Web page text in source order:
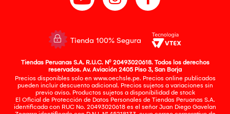
Tienda 100% Segura
Tiendas Peruanas S.A. R.U.C. Nº 20493020618. Todos los derechos
reservados. Av. Aviación 2405 Piso 3, San Borja
Precios disponibles solo en www.oechsle.pe. Precios online publicados
pueden incluir descuento adicional. Precios sujetos a variaciones sin
previo aviso. Productos sujetos a disponibilidad de stock
El Oficial de Protección de Datos Personales de Tiendas Peruanas S.A.
identificada con RUC No. 20493020618 es el señor Juan Diego Gavelan